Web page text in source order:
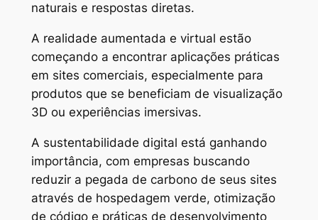
naturais e respostas diretas.
A realidade aumentada e virtual estão
começando a encontrar aplicações práticas
em sites comerciais, especialmente para
produtos que se beneficiam de visualização
3D ou experiências imersivas.
A sustentabilidade digital está ganhando
importância, com empresas buscando
reduzir a pegada de carbono de seus sites
através de hospedagem verde, otimização
de código e práticas de desenvolvimento